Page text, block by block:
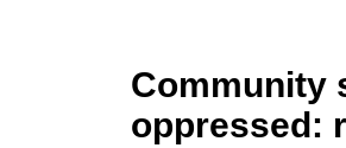
Community
oppressed: